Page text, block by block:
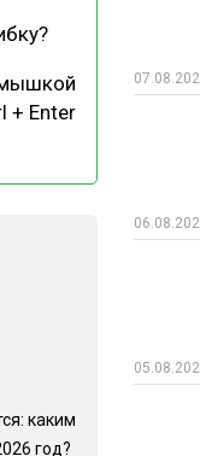
ИТОГИ
+ Enter
каким
год?